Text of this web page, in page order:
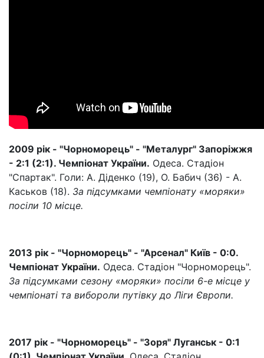
2009 рік - "Чорноморець" - "Металург" Запоріжжя
- 2:1 (2:1). Чемпіонат України. Одеса. Стадіон
"Спартак". Голи: А. Діденко (19), О. Бабич (36) - А.
Каськов (18). За підсумками чемпіонату «моряки»
посіли 10 місце.
2013 рік - "Чорноморець" - "Арсенал" Київ - 0:0.
Чемпіонат України. Одеса. Стадіон "Чорноморець".
За підсумками сезону «моряки» посіли 6-е місце у
чемпіонаті та вибороли путівку до Ліги Європи.
2017 рік - "Чорноморець" - "Зоря" Луганськ - 0:1